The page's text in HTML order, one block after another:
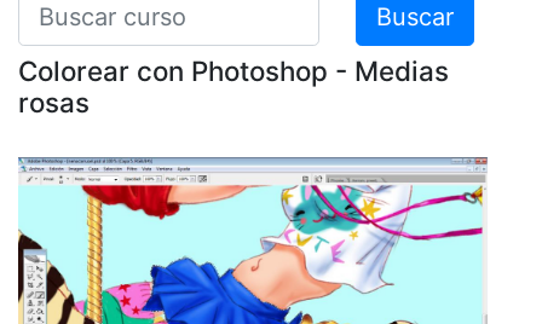
Buscar
Colorear con Photoshop - Medias
rosas